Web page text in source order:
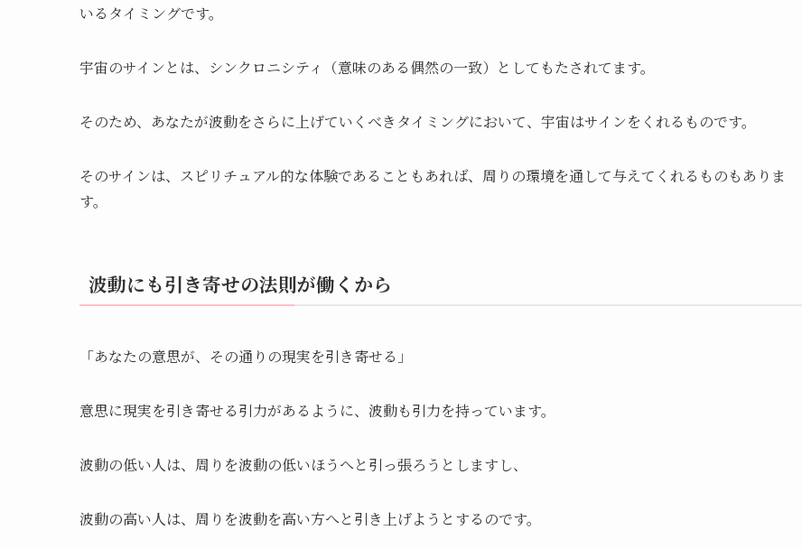
いるタイミングです。
宇宙のサインとは、シンクロニシティ（意味のある偶然の一致）としてもたされてます。
そのため、あなたが波動をさらに上げていくべきタイミングにおいて、宇宙はサインをくれるものです。
そのサインは、スピリチュアル的な体験であることもあれば、周りの環境を通して与えてくれるものもありま
す。
波動にも引き寄せの法則が働くから
「あなたの意思が、その通りの現実を引き寄せる」
意思に現実を引き寄せる引力があるように、波動も引力を持っています。
波動の低い人は、周りを波動の低いほうへと引っ張ろうとしますし、
波動の高い人は、周りを波動を高い方へと引き上げようとするのです。